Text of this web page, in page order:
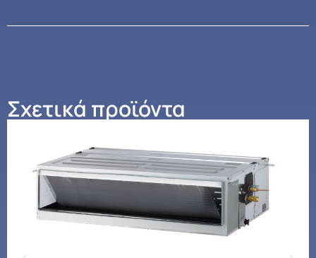
Σχετικά προϊόντα